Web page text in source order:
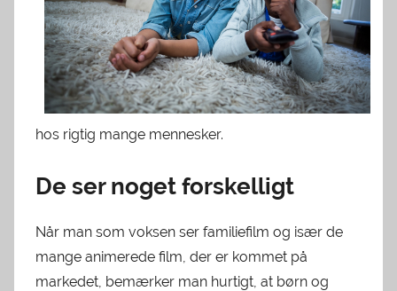
hos rigtig mange mennesker.
De ser noget forskelligt
Når man som voksen ser familiefilm og især de
mange animerede film, der er kommet på
markedet, bemærker man hurtigt, at børn og